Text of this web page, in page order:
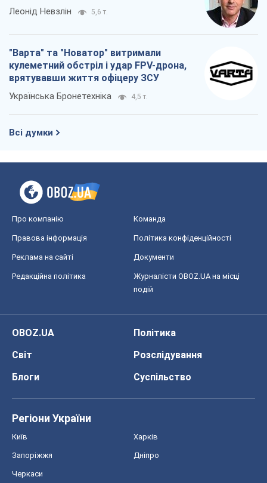
Леонід Невзлін 5,6 т.
"Варта" та "Новатор" витримали
кулеметний обстріл і удар FPV-дрона,
врятувавши життя офіцеру ЗСУ
Українська Бронетехніка 4,5 т.
Всі думки
Про компанію Команда
Правова інформація Політика конфіденційності
Реклама на сайті Документи
Редакційна політика
Журналісти OBOZ.UA на місці
подій
OBOZ.UA
Політика
Світ
Розслідування
Блоги
Суспільство
Регіони України
Київ Харків
Запоріжжя Дніпро
Черкаси